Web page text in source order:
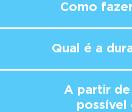
Como
Qual é a
A partir
possível